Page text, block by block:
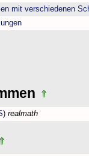
mit verschiedenen
realmath